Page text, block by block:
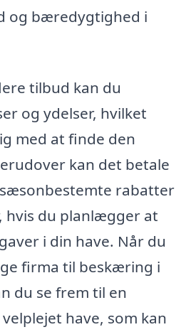
og bæredygtighed i
tilbud kan du
og ydelser, hvilket
med at finde den
kan det betale
rabatter
hvis du planlægger at
i din have. Når du
firma til beskæring i
du se frem til en
have, som kan